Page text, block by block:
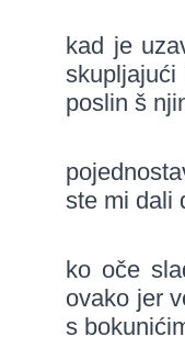
kad je
poslin š
ste mi dali
ko oče
ovako jer
s